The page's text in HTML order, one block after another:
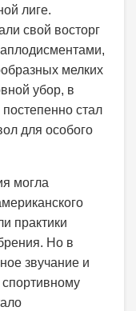
лиге.
свой восторг
мелких
убор, в
стал
для особого
могла
практики
Но в
звучание и
спортивному